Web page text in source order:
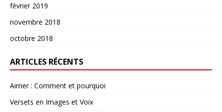
février 2019
novembre 2018
octobre 2018
ARTICLES RÉCENTS
Aimer : Comment et pourquoi
Versets en Images et Voix